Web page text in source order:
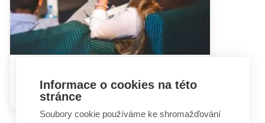
ublížit i prospět
Informace o cookies na této
stránce
Soubory cookie používáme ke shromažďování